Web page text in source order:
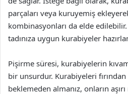
parçaları veya kuruyemiş
kombinasyonları da elde
tadınıza uygun kurabiyeler
Pişirme süresi, kurabiyelerin
bir unsurdur. Kurabiyeleri fırından
beklemeden almanız, onların